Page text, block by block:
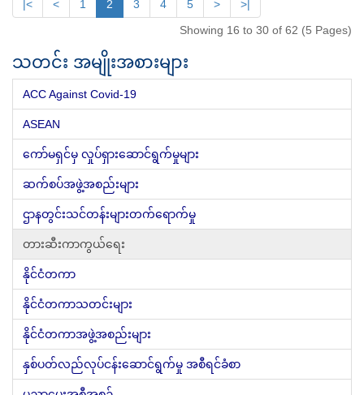
|< < 1 2 3 4 5 >
>|
Showing 16 to 30 of 62 (5 Pages)
သတင်း အမျိုးအစားများ
ACC Against Covid-19
ASEAN
ကော်မရှင်မှ လှုပ်ရှားဆောင်ရွက်မှုများ
ဆက်စပ်အဖွဲ့အစည်းများ
ဌာနတွင်းသင်တန်းများတက်ရောက်မှု
တားဆီးကာကွယ်ရေး
နိုင်ငံတကာ
နိုင်ငံတကာသတင်းများ
နိုင်ငံတကာအဖွဲ့အစည်းများ
နှစ်ပတ်လည်လုပ်ငန်းဆောင်ရွက်မှု အစီရင်ခံစာ